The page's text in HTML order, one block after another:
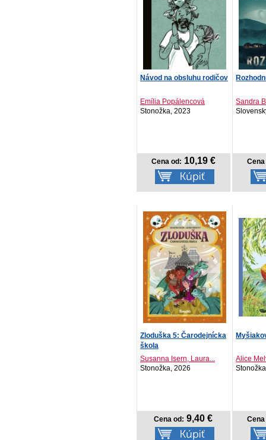
Návod na obsluhu rodičov
Emília Popálencová
Stonožka, 2023
Cena od: 10,19 €
Sandra
Zloduška 5: Čarodejnícka
škola
Susanna Isern, Laura...
Stonožka, 2026
Cena od: 9,40 €
Alice